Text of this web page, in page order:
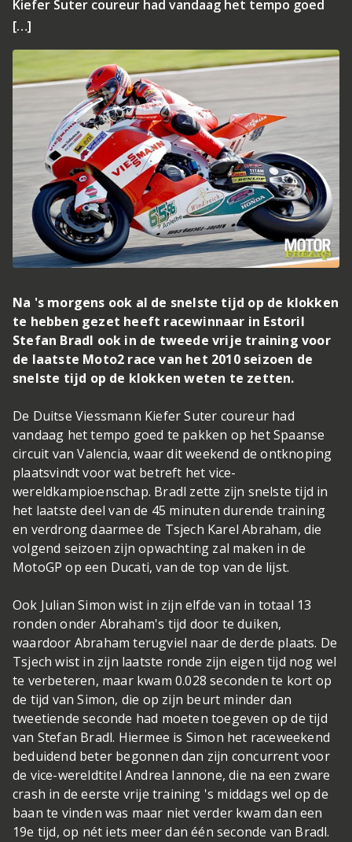
Kiefer Suter coureur had vandaag het tempo goed
[…]
Na 's morgens ook al de snelste tijd op de klokken
te hebben gezet heeft racewinnaar in Estoril
Stefan Bradl ook in de tweede vrije training voor
de laatste Moto2 race van het 2010 seizoen de
snelste tijd op de klokken weten te zetten.
De Duitse Viessmann Kiefer Suter coureur had
vandaag het tempo goed te pakken op het Spaanse
circuit van Valencia, waar dit weekend de ontknoping
plaatsvindt voor wat betreft het vice-
wereldkampioenschap. Bradl zette zijn snelste tijd in
het laatste deel van de 45 minuten durende training
en verdrong daarmee de Tsjech Karel Abraham, die
volgend seizoen zijn opwachting zal maken in de
MotoGP op een Ducati, van de top van de lijst.
Ook Julian Simon wist in zijn elfde van in totaal 13
ronden onder Abraham's tijd door te duiken,
waardoor Abraham terugviel naar de derde plaats. De
Tsjech wist in zijn laatste ronde zijn eigen tijd nog wel
te verbeteren, maar kwam 0.028 seconden te kort op
de tijd van Simon, die op zijn beurt minder dan
tweetiende seconde had moeten toegeven op de tijd
van Stefan Bradl. Hiermee is Simon het raceweekend
beduidend beter begonnen dan zijn concurrent voor
de vice-wereldtitel Andrea Iannone, die na een zware
crash in de eerste vrije training 's middags wel op de
baan te vinden was maar niet verder kwam dan een
19e tijd, op nét iets meer dan één seconde van Bradl.